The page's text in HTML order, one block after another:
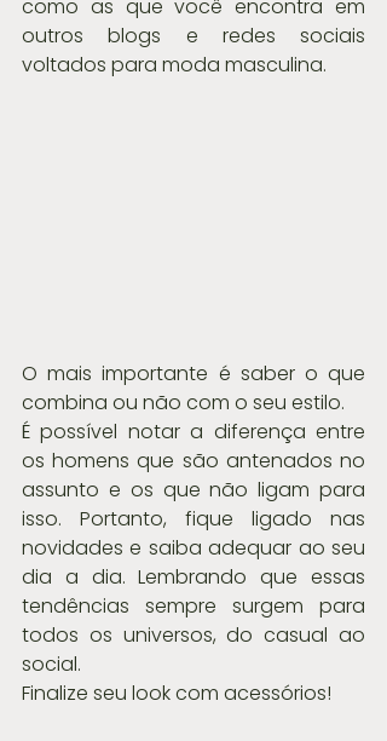
como as que você encontra em
outros blogs e redes sociais
voltados para moda masculina.
O mais importante é saber o que
combina ou não com o seu estilo.
É possível notar a diferença entre
os homens que são antenados no
assunto e os que não ligam para
isso. Portanto, fique ligado nas
novidades e saiba adequar ao seu
dia a dia. Lembrando que essas
tendências sempre surgem para
todos os universos, do casual ao
social.
Finalize seu look com acessórios!